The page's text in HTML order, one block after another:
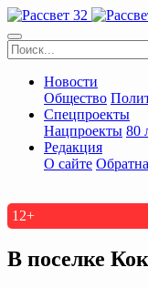
Новости
Общество
Спецпроекты
Нацпроекты 80
Редакция
О сайте
12+
В поселке